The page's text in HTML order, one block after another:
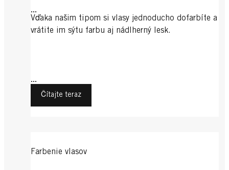
...
Vďaka našim tipom si vlasy jednoducho dofarbíte a
vrátite im sýtu farbu aj nádlherný lesk.
...
Čítajte teraz
Farbenie vlasov